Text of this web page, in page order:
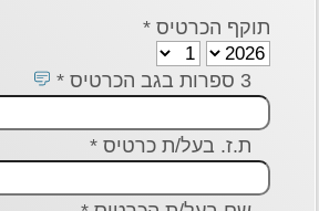
תוקף הכרטיס *
3 ספרות בגב הכרטיס *
ת.ז. בעל/ת כרטיס *